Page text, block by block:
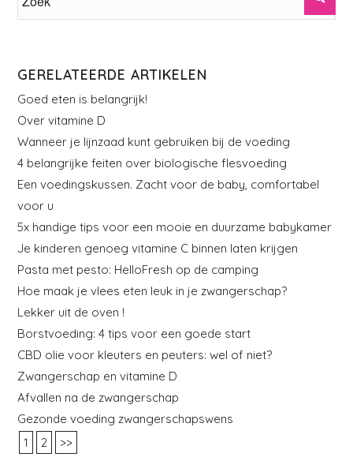
GERELATEERDE ARTIKELEN
Goed eten is belangrijk!
Over vitamine D
Wanneer je lijnzaad kunt gebruiken bij de voeding
4 belangrijke feiten over biologische flesvoeding
Een voedingskussen. Zacht voor de baby, comfortabel
voor u
5x handige tips voor een mooie en duurzame babykamer
Je kinderen genoeg vitamine C binnen laten krijgen
Pasta met pesto: HelloFresh op de camping
Hoe maak je vlees eten leuk in je zwangerschap?
Lekker uit de oven !
Borstvoeding: 4 tips voor een goede start
CBD olie voor kleuters en peuters: wel of niet?
Zwangerschap en vitamine D
Afvallen na de zwangerschap
Gezonde voeding zwangerschapswens
1
2 >>